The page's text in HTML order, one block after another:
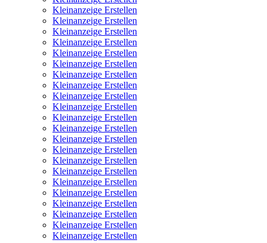
Kleinanzeige Erstellen
Kleinanzeige Erstellen
Kleinanzeige Erstellen
Kleinanzeige Erstellen
Kleinanzeige Erstellen
Kleinanzeige Erstellen
Kleinanzeige Erstellen
Kleinanzeige Erstellen
Kleinanzeige Erstellen
Kleinanzeige Erstellen
Kleinanzeige Erstellen
Kleinanzeige Erstellen
Kleinanzeige Erstellen
Kleinanzeige Erstellen
Kleinanzeige Erstellen
Kleinanzeige Erstellen
Kleinanzeige Erstellen
Kleinanzeige Erstellen
Kleinanzeige Erstellen
Kleinanzeige Erstellen
Kleinanzeige Erstellen
Kleinanzeige Erstellen